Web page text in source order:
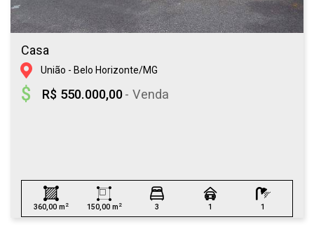
Casa
União - Belo Horizonte/MG
R$ 550.000,00- Venda
360,00 m 2 150,00 m 2 3 1 1